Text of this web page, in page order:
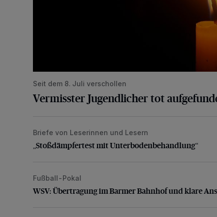
Seit dem 8. Juli verschollen
Vermisster Jugendlicher tot
„Stoßdämpfertest mit Unterbodenbehandlung“
Briefe von Leserinnen und Lesern
„Stoßdämpfertest mit Unterbodenbehandlung“
WSV: Übertragung im Barmer Bahnhof und klare
Fußball-Pokal
WSV: Übertragung im Barmer Bahnhof und klare